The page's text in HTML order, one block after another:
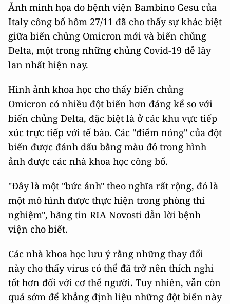
Ảnh minh họa do bệnh viện Bambino Gesu của
Italy công bố hôm 27/11 đã cho thấy sự khác biệt
giữa biến chủng Omicron mới và biến chủng
Delta, một trong những chủng Covid-19 dễ lây
lan nhất hiện nay.
Hình ảnh khoa học cho thấy biến chủng
Omicron có nhiều đột biến hơn đáng kể so với
biến chủng Delta, đặc biệt là ở các khu vực tiếp
xúc trực tiếp với tế bào. Các "điểm nóng" của đột
biến được đánh dấu bằng màu đỏ trong hình
ảnh được các nhà khoa học công bố.
"Đây là một "bức ảnh" theo nghĩa rất rộng, đó là
một mô hình được thực hiện trong phòng thí
nghiệm", hãng tin RIA Novosti dẫn lời bệnh
viện cho biết.
Các nhà khoa học lưu ý rằng những thay đổi
này cho thấy virus có thể đã trở nên thích nghi
tốt hơn đối với cơ thể người. Tuy nhiên, vẫn còn
quá sớm để khẳng định liệu những đột biến này